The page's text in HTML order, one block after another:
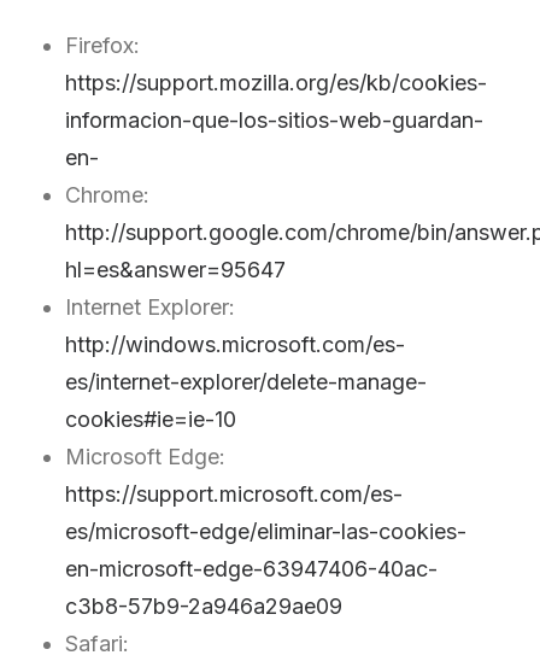
Firefox:
https://support.mozilla.org/es/kb/cookies-
informacion-que-los-sitios-web-guardan-
en-
Chrome:
http://support.google.com/chrome/bin/
hl=es&answer=95647
Internet Explorer:
http://windows.microsoft.com/es-
es/internet-explorer/delete-manage-
cookies#ie=ie-10
Microsoft Edge:
https://support.microsoft.com/es-
es/microsoft-edge/eliminar-las-cookies-
en-microsoft-edge-63947406-40ac-
c3b8-57b9-2a946a29ae09
Safari: